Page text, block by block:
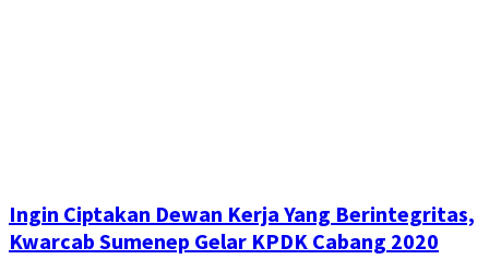
Ingin Ciptakan Dewan Kerja Yang Berintegritas,
Kwarcab Sumenep Gelar KPDK Cabang 2020